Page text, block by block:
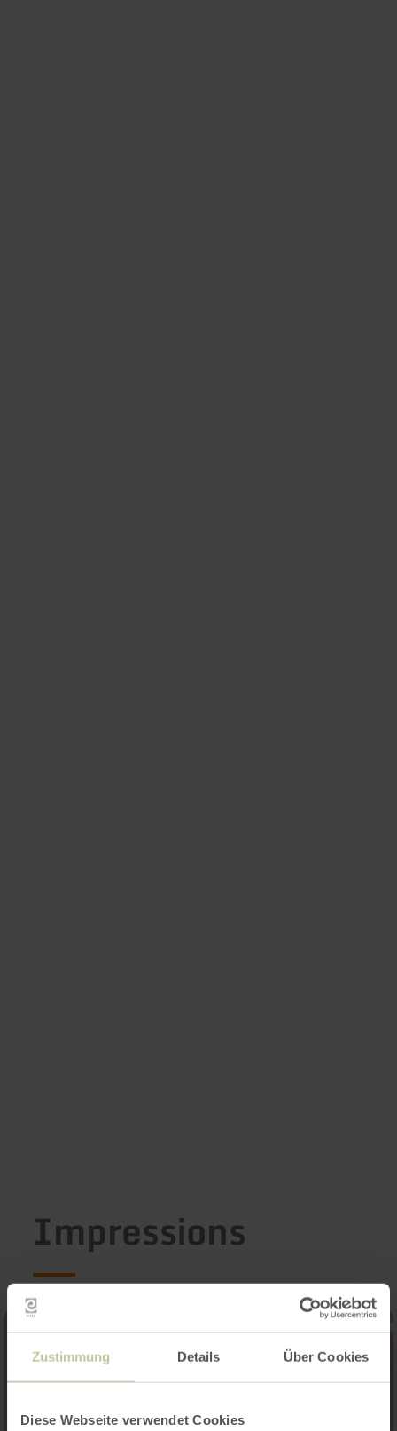
Zustimmung Details Über Cookies
Diese Webseite verwendet Cookies
Impressions